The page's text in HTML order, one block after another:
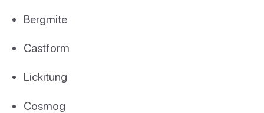
Bergmite
Castform
Lickitung
Cosmog